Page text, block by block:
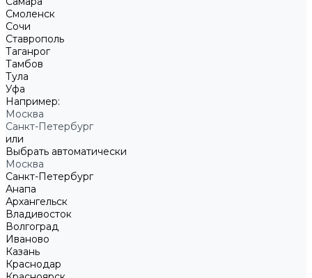
Смоленск
Сочи
Ставрополь
Таганрог
Тамбов
Тула
Уфа
Например:
Москва
Санкт-Петербург
или
Выбрать автоматически
Москва
Санкт-Петербург
Анапа
Архангельск
Владивосток
Волгоград
Иваново
Казань
Краснодар